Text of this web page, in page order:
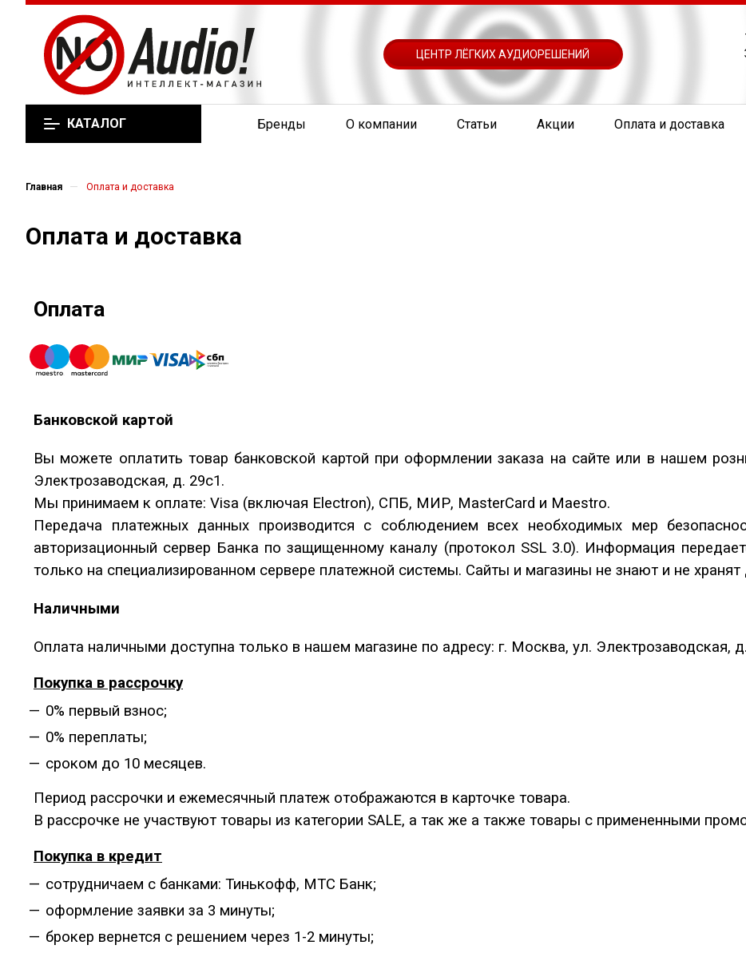
ЦЕНТР ЛЁГКИХ АУДИОРЕШЕНИЙ
КАТАЛОГ Бренды О компании Статьи Акции Оплата и доставка
Главная — Оплата и доставка
Оплата и доставка
Оплата
Банковской картой
Вы можете оплатить товар банковской картой при оформлении заказа на сайте или в нашем
Электрозаводская, д. 29с1.
Мы принимаем к оплате: Visa (включая Electron), СПБ, МИР, MasterCard и Maestro.
Передача платежных данных производится с соблюдением всех необходимых мер
авторизационный сервер Банка по защищенному каналу (протокол SSL 3.0). Информация
только на специализированном сервере платежной системы. Сайты и магазины не знают и не
Наличными
Оплата наличными доступна только в нашем магазине по адресу: г. Москва, ул. Электрозаводская,
Покупка в рассрочку
0% первый взнос;
0% переплаты;
сроком до 10 месяцев.
Период рассрочки и ежемесячный платеж отображаются в карточке товара.
В рассрочке не участвуют товары из категории SALE, а так же а также товары с примененными
Покупка в кредит
сотрудничаем с банками: Тинькофф, МТС Банк;
оформление заявки за 3 минуты;
брокер вернется с решением через 1-2 минуты;